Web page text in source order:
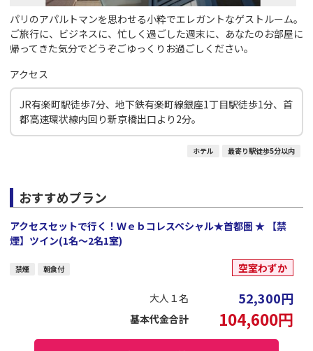
パリのアパルトマンを思わせる小粋でエレガントなゲストルーム。
ご旅行に、ビジネスに、忙しく過ごした週末に、あなたのお部屋に
帰ってきた気分でどうぞごゆっくりお過ごしください。
アクセス
JR有楽町駅徒歩7分、地下鉄有楽町線銀座1丁目駅徒歩1分、首
都高速環状線内回り新京橋出口より2分。
ホテル 最寄り駅徒歩5分以内
おすすめプラン
アクセスセットで行く！Ｗｅｂコレスペシャル★首都圏 ★ 【禁
煙】ツイン(1名～2名1室)
禁煙 朝食付 空室わずか
大人１名 52,300円
基本代金合計 104,600円